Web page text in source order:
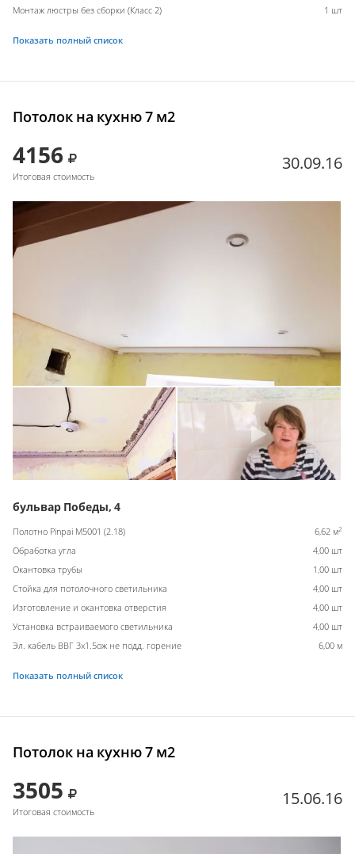
Монтаж люстры без сборки (Класс 2)
1 шт
Показать полный список
Потолок на кухню 7 м2
4156
Итоговая стоимость
30.09.16
бульвар Победы, 4
Полотно Pinpai M5001 (2.18) 6,62 м2
Обработка угла
4,00 шт
Окантовка трубы
1,00 шт
Стойка для потолочного светильника
4,00 шт
Изготовление и окантовка отверстия
4,00 шт
Установка встраиваемого светильника
4,00 шт
Эл. кабель ВВГ 3х1.5ож не подд. горение
6,00 м
Показать полный список
Потолок на кухню 7 м2
3505
Итоговая стоимость
15.06.16